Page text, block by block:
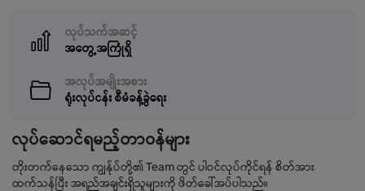
လုပ်သက်အဆင့်
အတွေ့အကြုံရှိ
အလုပ်အမျိုးအစား
ရုံးလုပ်ငန်း စီမံခန့်ခွဲရေး
လုပ်ဆောင်ရမည့်တာဝန်များ
တိုးတက်နေသော ကျွန်ုပ်တို့၏ Team တွင် ပါဝင်လုပ်ကိုင်ရန် စိတ်အား
ထက်သန်ပြီး အရည်အချင်းရှိသူများကို ဖိတ်ခေါ်အပ်ပါသည်။